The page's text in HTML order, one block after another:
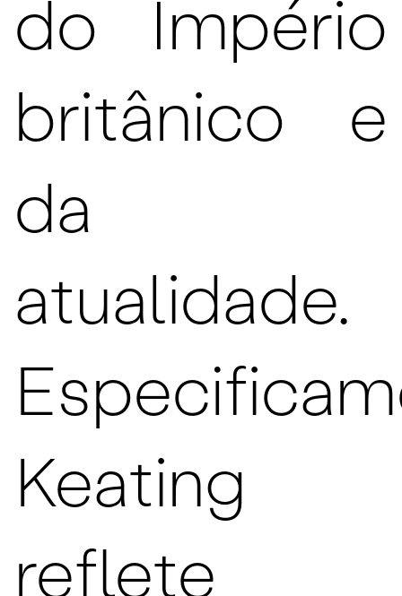
do Império
britânico e
da
atualidade.
Keating
reflete